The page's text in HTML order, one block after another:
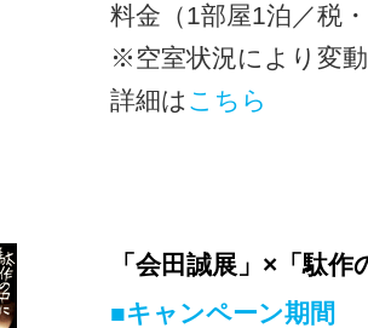
料金（1部屋1泊／税
※空室状況により変
詳細は こちら
「会田誠展」×「駄
■キャンペーン期間